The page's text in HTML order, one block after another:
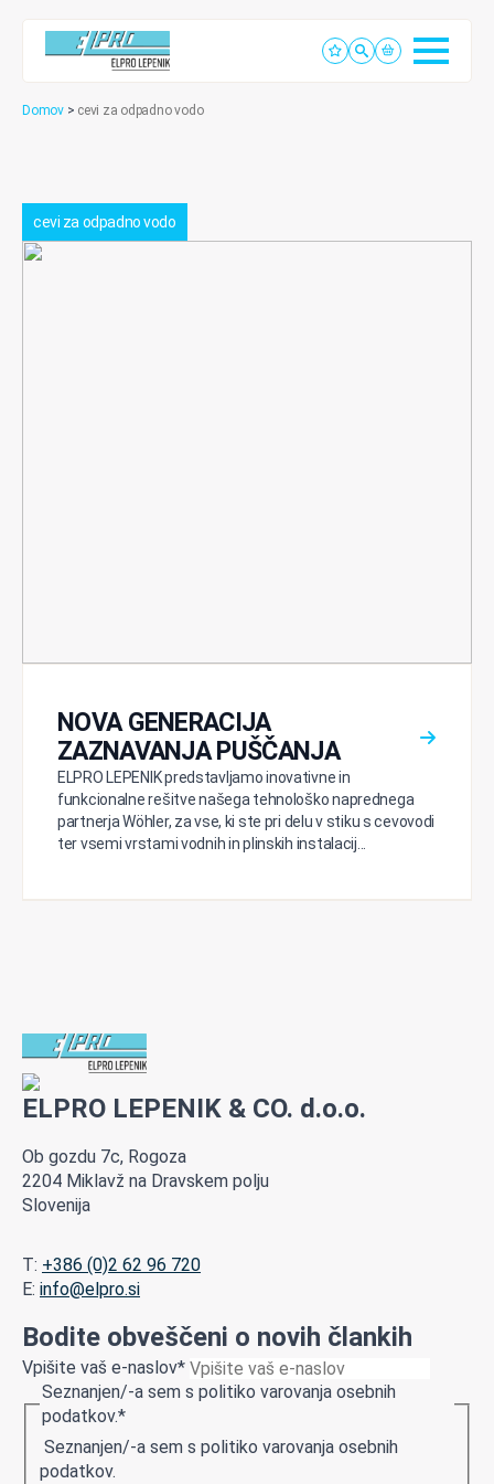
Domov > cevi za odpadno vodo
cevi za odpadno vodo
NOVA GENERACIJA
ZAZNAVANJA PUŠČANJA
ELPRO LEPENIK predstavljamo inovativne in
funkcionalne rešitve našega tehnološko naprednega
partnerja Wöhler, za vse, ki ste pri delu v stiku s cevovodi
ter vsemi vrstami vodnih in plinskih instalacij...
ELPRO LEPENIK & CO. d.o.o.
Ob gozdu 7c, Rogoza
2204 Miklavž na Dravskem polju
Slovenija
T: +386 (0)2 62 96 720
E: info@elpro.si
Bodite obveščeni o novih člankih
Vpišite vaš e-naslov*
Seznanjen/-a sem s politiko varovanja osebnih
podatkov.*
Seznanjen/-a sem s politiko varovanja osebnih
podatkov.